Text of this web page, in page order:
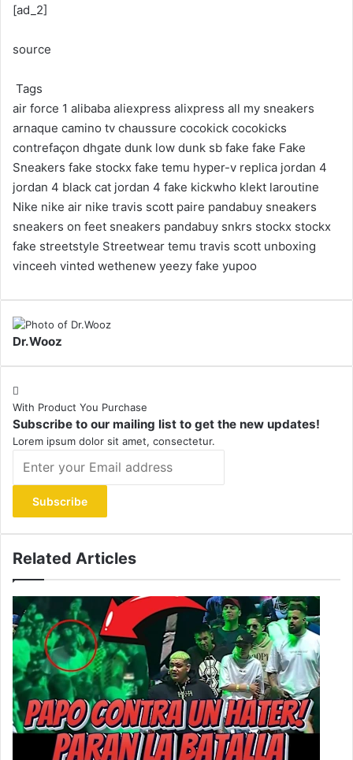
[ad_2]
source
Tags
air force 1 alibaba aliexpress alixpress all my sneakers
arnaque camino tv chaussure cocokick cocokicks
contrefaçon dhgate dunk low dunk sb fake fake Fake
Sneakers fake stockx fake temu hyper-v replica jordan 4
jordan 4 black cat jordan 4 fake kickwho klekt laroutine
Nike nike air nike travis scott paire pandabuy sneakers
sneakers on feet sneakers pandabuy snkrs stockx stockx
fake streetstyle Streetwear temu travis scott unboxing
vinceeh vinted wethenew yeezy fake yupoo
Dr.Wooz
With Product You Purchase
Subscribe to our mailing list to get the new updates!
Lorem ipsum dolor sit amet, consectetur.
your
Email
address
Related Articles